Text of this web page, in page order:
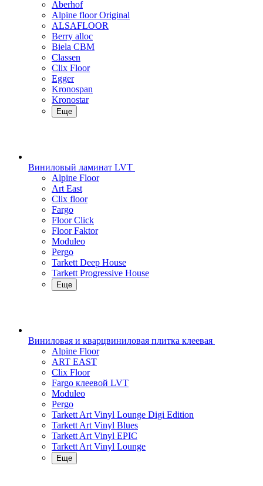
Aberhof
Alpine floor Original
ALSAFLOOR
Berry alloc
Biela CBM
Classen
Clix Floor
Egger
Kronospan
Kronostar
Еще
Виниловый ламинат LVT
Alpine Floor
Art East
Clix floor
Fargo
Floor Click
Floor Faktor
Moduleo
Pergo
Tarkett Deep House
Tarkett Progressive House
Еще
Виниловая и кварцвиниловая плитка клеевая
Alpine Floor
ART EAST
Clix Floor
Fargo клеевой LVT
Moduleo
Pergo
Tarkett Art Vinyl Lounge Digi Edition
Tarkett Art Vinyl Blues
Tarkett Art Vinyl EPIC
Tarkett Art Vinyl Lounge
Еще